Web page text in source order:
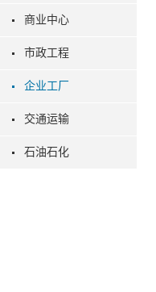
商业中心
市政工程
企业工厂
交通运输
石油石化